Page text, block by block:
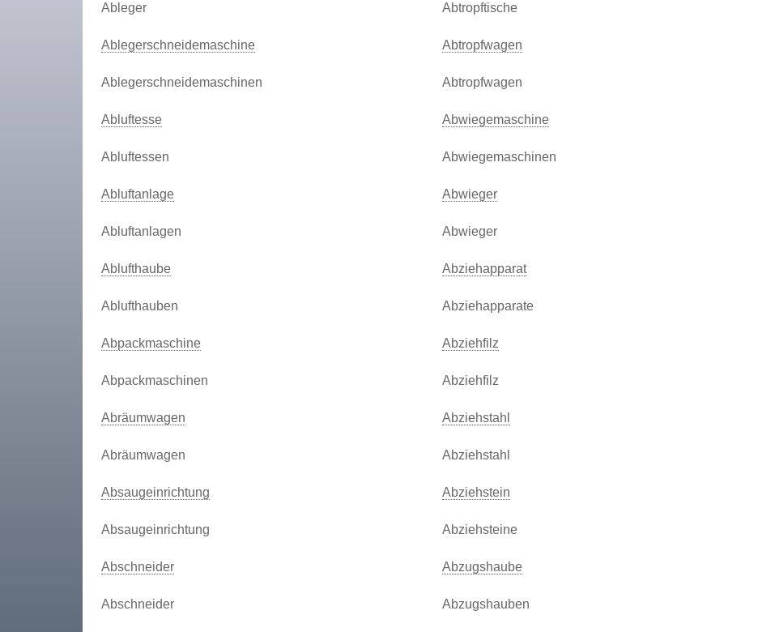
Ableger
Ablegerschneidemaschine
Ablegerschneidemaschinen
Abluftesse
Abluftessen
Abluftanlage
Abluftanlagen
Ablufthaube
Ablufthauben
Abpackmaschine
Abpackmaschinen
Abräumwagen
Abräumwagen
Absaugeinrichtung
Absaugeinrichtung
Abschneider
Abschneider
Abtropftische
Abtropfwagen
Abtropfwagen
Abwiegemaschine
Abwiegemaschinen
Abwieger
Abwieger
Abziehapparat
Abziehapparate
Abziehfilz
Abziehfilz
Abziehstahl
Abziehstahl
Abziehstein
Abziehsteine
Abzugshaube
Abzugshauben